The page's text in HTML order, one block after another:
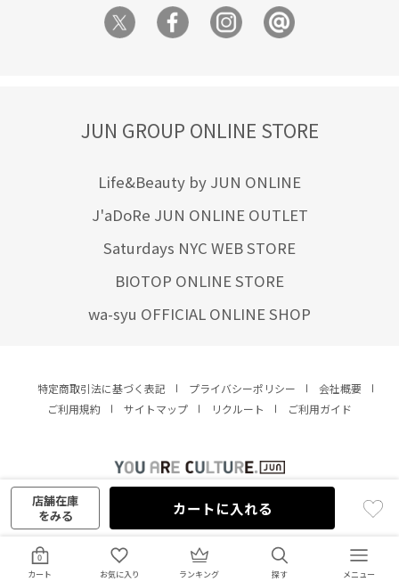
0
カート
お気に入り ランキング
JUN GROUP ONLINE STORE
Life&Beauty by JUN ONLINE
J'aDoRe JUN ONLINE OUTLET
Saturdays NYC WEB STORE
BIOTOP ONLINE STORE
wa-syu OFFICIAL ONLINE SHOP
特定商取引法に基づく表記 プライバシーポリシー
会社概要
ご利用規約
サイトマップ リクルート ご利用ガイド
YOU ARE CULTURE.
店舗在庫
をみる
カートに入れる